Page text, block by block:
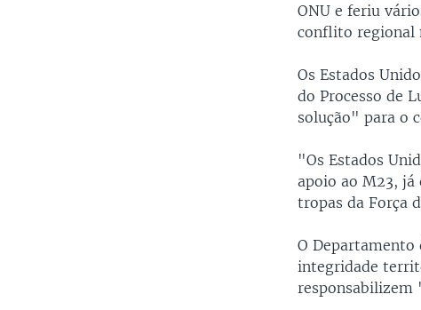
ONU e feriu
conflito regional
Os Estados
do Processo de
solução" para o
"Os Estados
apoio ao M23, já
tropas da Força
O Departamento
integridade
responsabilizem